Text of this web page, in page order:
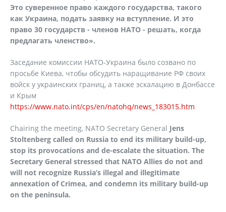
Это суверенное право каждого государства, такого
как Украина, подать заявку на вступление. И это
право 30 государств - членов НАТО - решать, когда
предлагать членство».
Заседание комиссии НАТО-Украина было созвано по
просьбе Киева, чтобы обсудить наращивание РФ своих
войск у украинских границ, а также эскалацию в Донбассе
и Крым
https://www.nato.int/cps/en/natohq/news_183015.htm
Chairing the meeting, NATO Secretary General Jens
Stoltenberg called on Russia to end its military build-up,
stop its provocations and de-escalate the situation. The
Secretary General stressed that NATO Allies do not and
will not recognize Russia’s illegal and illegitimate
annexation of Crimea, and condemn its military build-up
on the peninsula.